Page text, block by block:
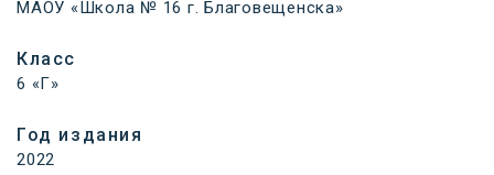
МАОУ «Школа № 16 г. Благовещенска»
Класс
6 «Г»
Год издания
2022